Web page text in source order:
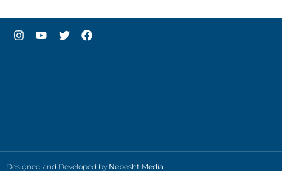
Designed and Developed by Nebesht Media